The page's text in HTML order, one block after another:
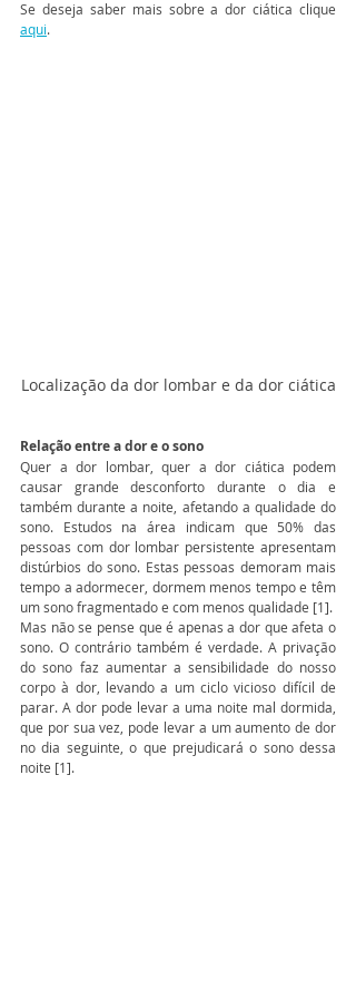
aqui.
Localização da dor lombar e da dor ciática
Relação entre a dor e o sono
Quer a dor lombar, quer a dor ciática podem
causar grande desconforto durante o dia e
também durante a noite, afetando a qualidade do
sono. Estudos na área indicam que 50% das
pessoas com dor lombar persistente apresentam
distúrbios do sono. Estas pessoas demoram mais
tempo a adormecer, dormem menos tempo e têm
um sono fragmentado e com menos qualidade [1].
Mas não se pense que é apenas a dor que afeta o
sono. O contrário também é verdade. A privação
do sono faz aumentar a sensibilidade do nosso
corpo à dor, levando a um ciclo vicioso difícil de
parar. A dor pode levar a uma noite mal dormida,
que por sua vez, pode levar a um aumento de dor
no dia seguinte, o que prejudicará o sono dessa
noite [1].